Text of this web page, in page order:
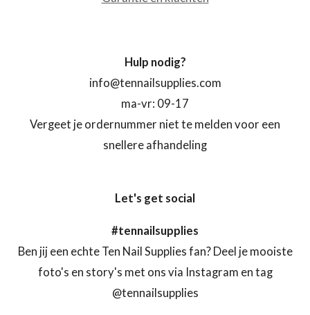
Hulp nodig?
info@tennailsupplies.com
ma-vr: 09-17
Vergeet je ordernummer niet te melden voor een
snellere afhandeling
Let's get social
#tennailsupplies
Ben jij een echte Ten Nail Supplies fan? Deel je mooiste
foto's en story's met ons via Instagram en tag
@tennailsupplies